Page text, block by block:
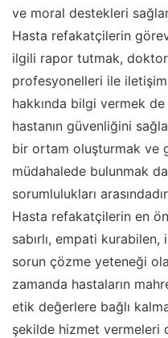
ve moral destekleri
Hasta refakatçilerin
ilgili rapor tutmak,
profesyonelleri ile
hakkında bilgi vermek de
hastanın güvenliğini
bir ortam oluşturmak ve
müdahalede bulunmak
sorumlulukları
Hasta refakatçilerin en
sabırlı, empati
sorun çözme yeteneği
zamanda hastaların
etik değerlere bağlı
şekilde hizmet vermeleri